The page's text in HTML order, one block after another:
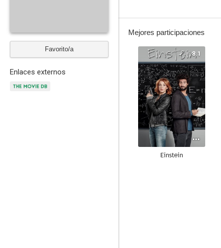
Favorito/a
Enlaces externos
Mejores participaciones
8.1
Einstein